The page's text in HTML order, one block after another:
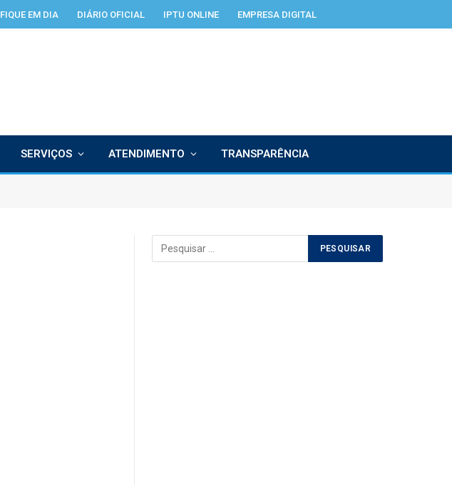
FIQUE EM DIA DIÁRIO OFICIAL IPTU ONLINE EMPRESA DIGITAL
SERVIÇOS ATENDIMENTO TRANSPARÊNCIA